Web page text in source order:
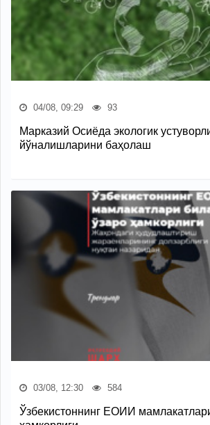
04/08, 09:29 93
Марказий Осиёда экологик
йўналишларини баҳолаш
03/08, 12:30 584
Ўзбекистоннинг ЕОИИ